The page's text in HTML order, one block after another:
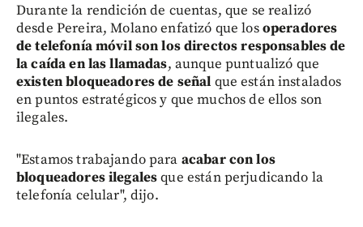
Durante la rendición de cuentas, que se realizó
desde Pereira, Molano enfatizó que losoperadores
de telefonía móvil son los directos responsables de
la caída en las llamadas, aunque puntualizó que
existen bloqueadores de señal que están instalados
en puntos estratégicos y que muchos de ellos son
ilegales.
"Estamos trabajando para acabar con los
bloqueadores ilegalesque están perjudicando la
telefonía celular", dijo.